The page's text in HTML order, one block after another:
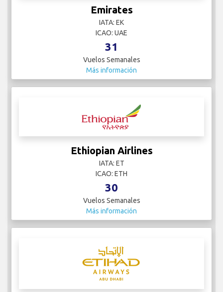
Emirates
IATA: EK
ICAO: UAE
31
Vuelos Semanales
Más información
Ethiopian Airlines
IATA: ET
ICAO: ETH
30
Vuelos Semanales
Más información